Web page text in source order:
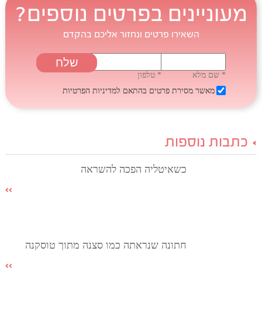
מעוניינים בפרטים נוספים?
השאירו פרטים ונחזור אליכם בהקדם
* שם מלא
* טלפון
מאשר מסירת פרטים בהתאםלמדיניות הפרטיות
כתבות נוספות
כשאיטליה הפכה להשראה
חתונה שנראתה כמו סצנה מתוך טוסקנה